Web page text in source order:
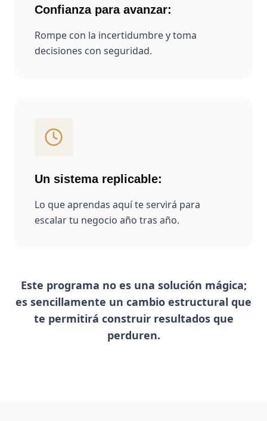
Confianza para avanzar:
Rompe con la incertidumbre y toma
decisiones con seguridad.
Un sistema replicable:
Lo que aprendas aquí te servirá para
escalar tu negocio año tras año.
Este programa no es una solución mágica;
es sencillamente un cambio estructural que
te permitirá construir resultados que
perduren.